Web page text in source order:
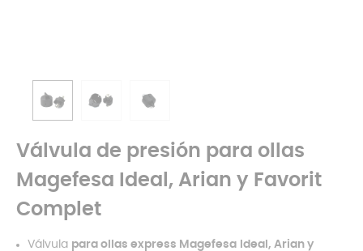
Válvula de presión para ollas
Magefesa Ideal, Arian y Favorit
Complet
Válvula para ollas express Magefesa Ideal, Arian y